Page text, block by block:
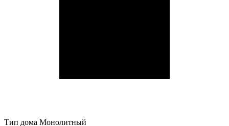
Тип дома Монолитный